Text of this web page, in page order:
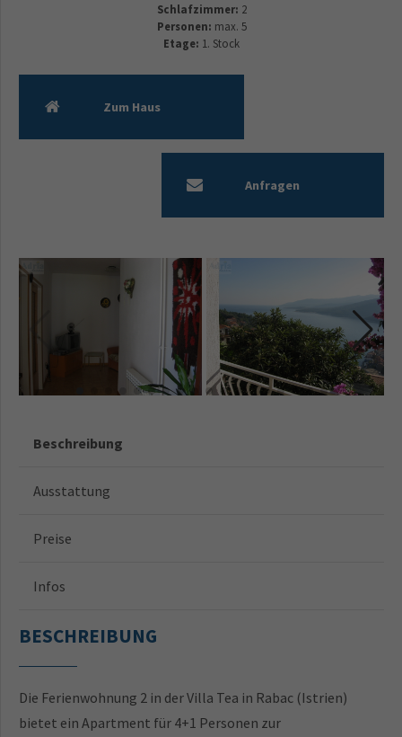
Schlafzimmer: 2
Personen: max. 5
Etage: 1. Stock
Zum Haus
Anfragen
Beschreibung
Ausstattung
Preise
Infos
BESCHREIBUNG
Die Ferienwohnung 2 in der Villa Tea in Rabac (Istrien)
bietet ein Apartment für 4+1 Personen zur